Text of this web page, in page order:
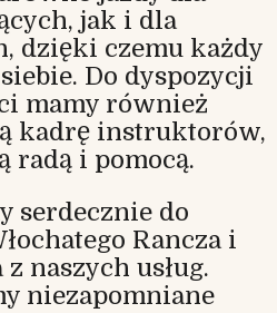
jak i dla
dzięki czemu każdy
Do dyspozycji
mamy również
kadrę instruktorów,
radą i pomocą.
serdecznie do
Rancza i
naszych usług.
niezapomniane